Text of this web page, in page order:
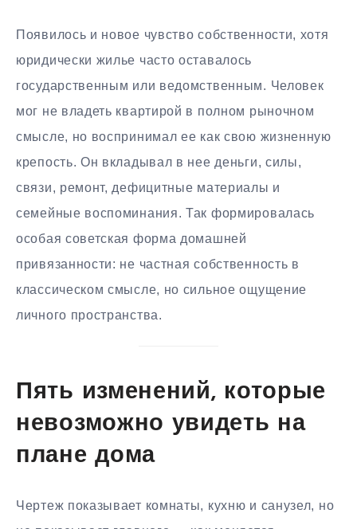
Появилось и новое чувство собственности, хотя
юридически жилье часто оставалось
государственным или ведомственным. Человек
мог не владеть квартирой в полном рыночном
смысле, но воспринимал ее как свою жизненную
крепость. Он вкладывал в нее деньги, силы,
связи, ремонт, дефицитные материалы и
семейные воспоминания. Так формировалась
особая советская форма домашней
привязанности: не частная собственность в
классическом смысле, но сильное ощущение
личного пространства.
Пять изменений, которые
невозможно увидеть на
плане дома
Чертеж показывает комнаты, кухню и санузел, но